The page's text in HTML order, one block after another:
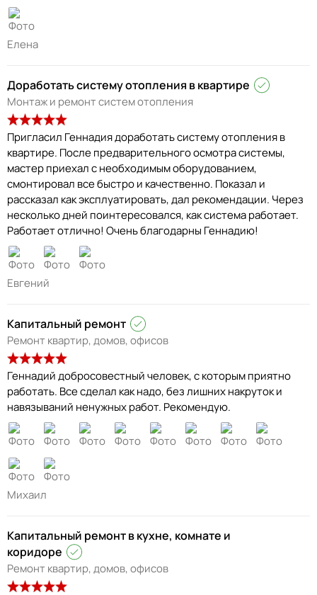
Елена
Доработать систему отопления в квартире
Монтаж и ремонт систем отопления
Пригласил Геннадия доработать систему отопления в
квартире. После предварительного осмотра системы,
мастер приехал с необходимым оборудованием,
смонтировал все быстро и качественно. Показал и
рассказал как эксплуатировать, дал рекомендации. Через
несколько дней поинтересовался, как система работает.
Работает отлично! Очень благодарны Геннадию!
Евгений
Капитальный ремонт
Ремонт квартир, домов, офисов
Геннадий добросовестный человек, с которым приятно
работать. Все сделал как надо, без лишних накруток и
навязываний ненужных работ. Рекомендую.
Михаил
Капитальный ремонт в кухне, комнате и
коридоре
Ремонт квартир, домов, офисов